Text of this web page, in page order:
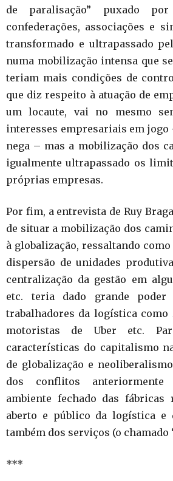
de paralisação” puxado
confederações, associações e
transformado e ultrapassado
numa mobilização intensa que
teriam mais condições de
que diz respeito à atuação de
um locaute, vai no mesmo
interesses empresariais em jogo
nega – mas a mobilização dos
igualmente ultrapassado os
próprias empresas.
Por fim, a entrevista de Ruy
de situar a mobilização dos
à globalização, ressaltando como
dispersão de unidades
centralização da gestão em
etc. teria dado grande poder
trabalhadores da logística como
motoristas de Uber etc.
características do capitalismo
de globalização e
dos conflitos anteriormente
ambiente fechado das fábricas
aberto e público da logística e
também dos serviços (o
***